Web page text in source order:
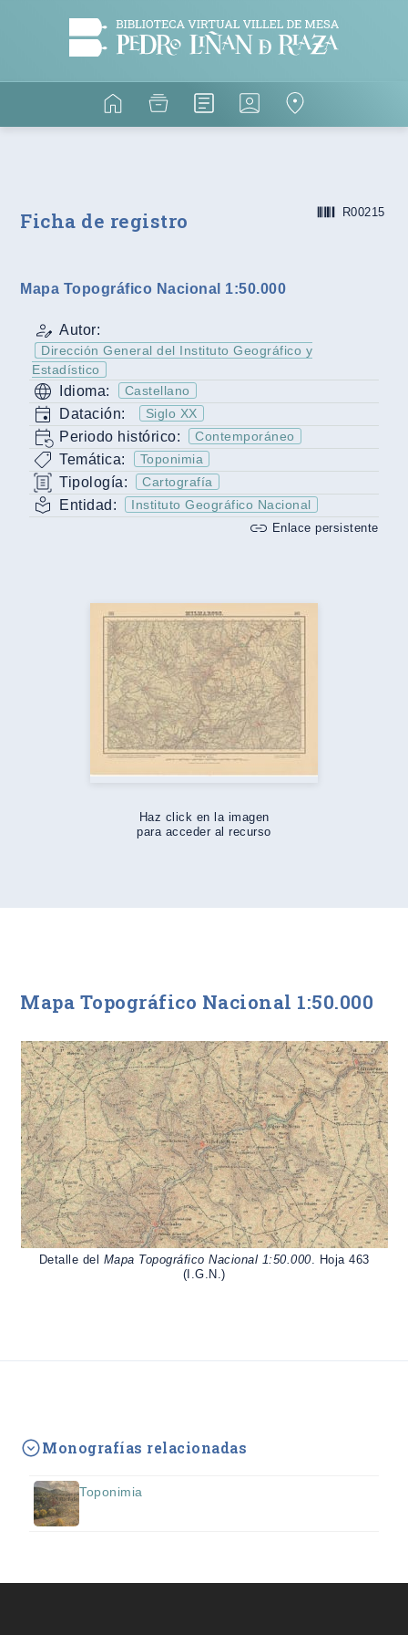
Ficha de registro R00215
Mapa Topográfico Nacional 1:50.000
Autor:
Dirección General del Instituto Geográfico y
Estadístico
Idioma: Castellano
Datación: Siglo XX
Periodo histórico: Contemporáneo
Temática: Toponimia
Tipología: Cartografía
Entidad: Instituto Geográfico Nacional
Enlace persistente
Haz click en la imagen
para acceder al recurso
Mapa Topográfico Nacional 1:50.000
Detalle del Mapa Topográfico Nacional 1:50.000. Hoja 463
(I.G.N.)
Monografías relacionadas
Toponimia